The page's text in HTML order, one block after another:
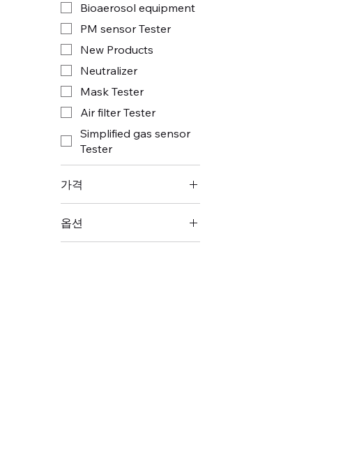
Bioaerosol equipment
PM sensor Tester
New Products
Neutralizer
Mask Tester
Air filter Tester
Simplified gas sensor
Tester
가격
₩1 ₩1,000,000
옵션